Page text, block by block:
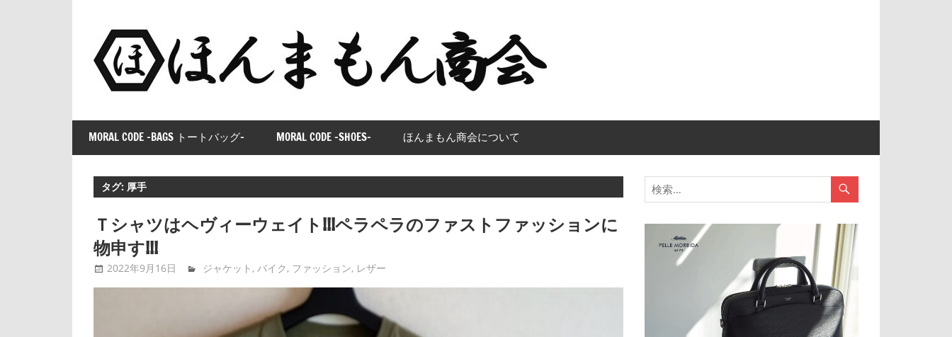
ス
ッ
ん
商
会
MORAL CODE -BAGS トートバッグ- MORAL CODE -SHOES- ほんまもん商会について
タグ: 厚手
Ｔシャツはヘヴィーウェイト!!!ペラペラのファストファッションに
物申す!!!
2022年9月16日 tntimdynamaite
ジャケット ,バイク, ファッション, レザー